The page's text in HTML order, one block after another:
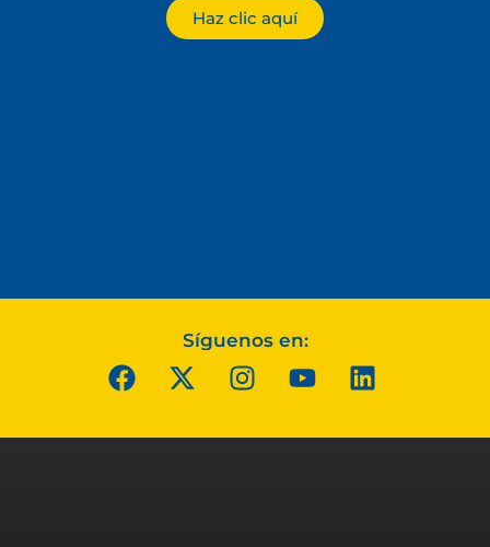
Haz clic aquí
Síguenos en: